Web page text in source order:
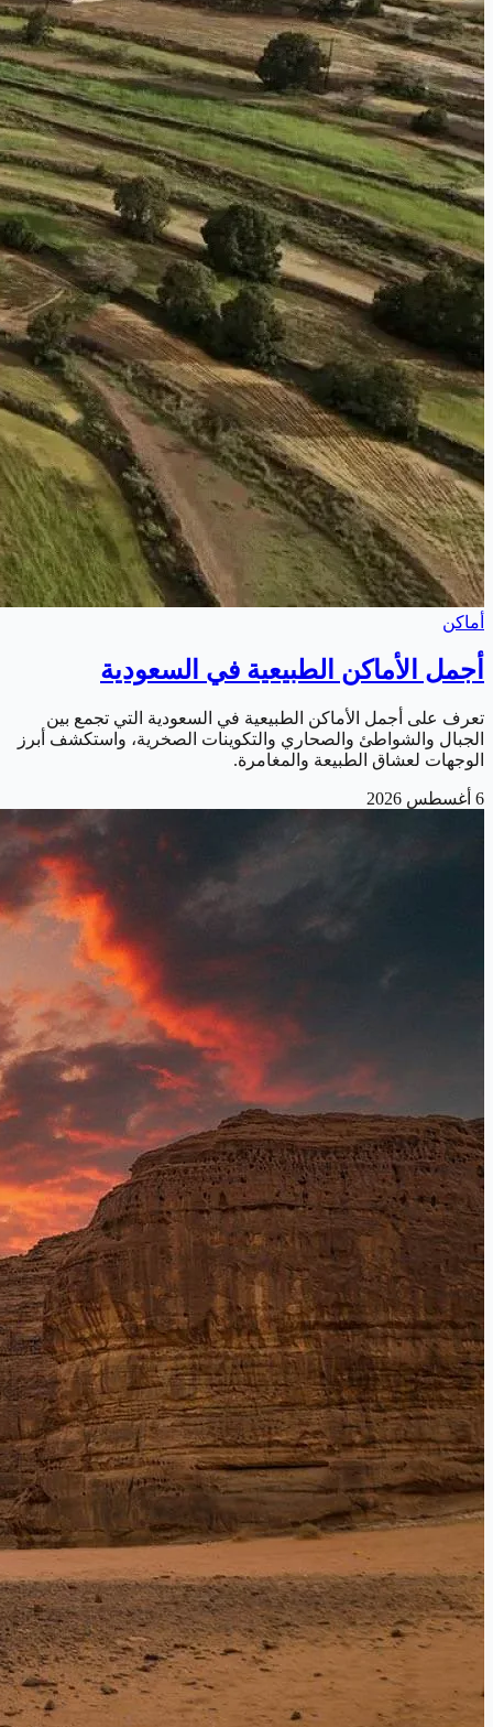
أماكن
أجمل الأماكن الطبيعية في السعودية
تعرف على أجمل الأماكن الطبيعية في السعودية التي تجمع بين
الجبال والشواطئ والصحاري والتكوينات الصخرية، واستكشف أبرز
الوجهات لعشاق الطبيعة والمغامرة.
6 أغسطس 2026